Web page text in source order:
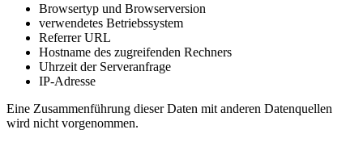
Browsertyp und Browserversion
verwendetes Betriebssystem
Referrer URL
Hostname des zugreifenden Rechners
Uhrzeit der Serveranfrage
IP-Adresse
Eine Zusammenführung dieser Daten mit anderen Datenquellen
wird nicht vorgenommen.